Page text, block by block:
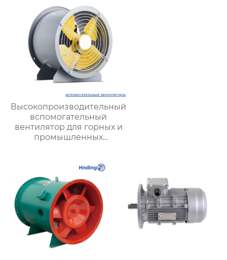
Высокопроизводительный
вспомогательный
вентилятор для горных и
промышленных